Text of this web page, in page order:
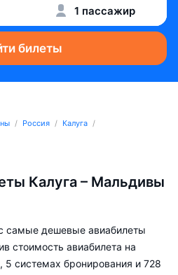
1 пассажир
билеты
Россия
Калуга
Калуга – Мальдивы
самые дешевые авиабилеты
стоимость авиабилета на
5 системах бронирования и 728